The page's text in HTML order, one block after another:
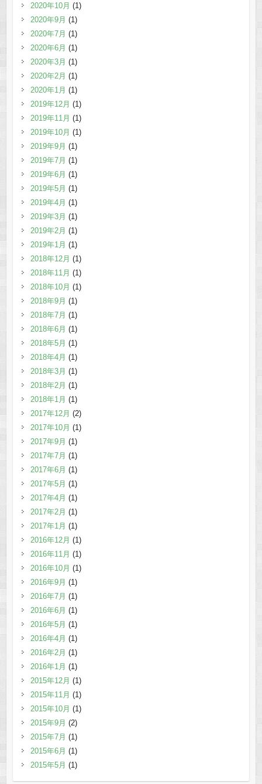
2020年10月 (1)
2020年9月 (1)
2020年7月 (1)
2020年6月 (1)
2020年3月 (1)
2020年2月 (1)
2020年1月 (1)
2019年12月 (1)
2019年11月 (1)
2019年10月 (1)
2019年9月 (1)
2019年7月 (1)
2019年6月 (1)
2019年5月 (1)
2019年4月 (1)
2019年3月 (1)
2019年2月 (1)
2019年1月 (1)
2018年12月 (1)
2018年11月 (1)
2018年10月 (1)
2018年9月 (1)
2018年7月 (1)
2018年6月 (1)
2018年5月 (1)
2018年4月 (1)
2018年3月 (1)
2018年2月 (1)
2018年1月 (1)
2017年12月 (2)
2017年10月 (1)
2017年9月 (1)
2017年7月 (1)
2017年6月 (1)
2017年5月 (1)
2017年4月 (1)
2017年2月 (1)
2017年1月 (1)
2016年12月 (1)
2016年11月 (1)
2016年10月 (1)
2016年9月 (1)
2016年7月 (1)
2016年6月 (1)
2016年5月 (1)
2016年4月 (1)
2016年2月 (1)
2016年1月 (1)
2015年12月 (1)
2015年11月 (1)
2015年10月 (1)
2015年9月 (2)
2015年7月 (1)
2015年6月 (1)
2015年5月 (1)